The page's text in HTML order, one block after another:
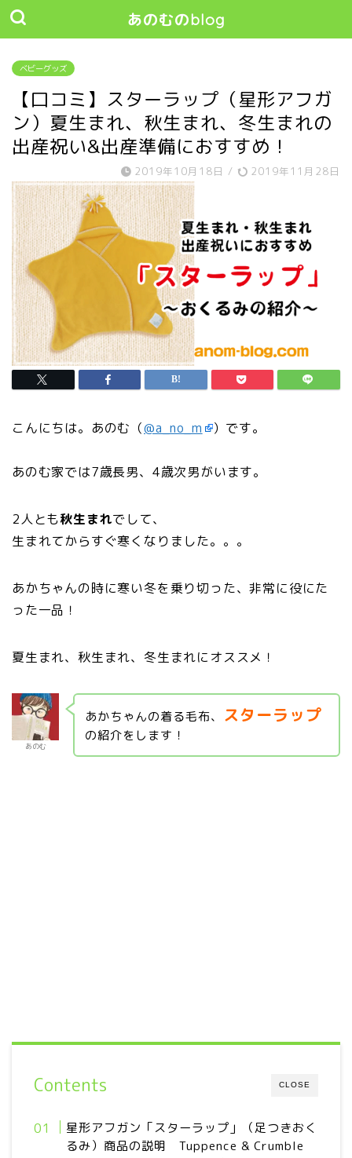
あのむのblog
ベビーグッズ
【口コミ】スターラップ（星形アフガ
ン）夏生まれ、秋生まれ、冬生まれの
出産祝い&出産準備におすすめ！
2019年10月18日 / 2019年11月28日
こんにちは。あのむ（@a_no_m ）です。
あのむ家では7歳長男、4歳次男がいます。
2人とも秋生まれでして、
生まれてからすぐ寒くなりました。。。
あかちゃんの時に寒い冬を乗り切った、非常に役にた
った一品！
夏生まれ、秋生まれ、冬生まれにオススメ！
あのむ
あかちゃんの着る毛布、 スターラップ
の紹介をします！
CLOSE
Contents
星形アフガン「スターラップ」（足つきおく
るみ）商品の説明 Tuppence & Crumble